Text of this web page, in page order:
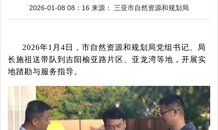
2026-01-08 08：16 来源： 三亚市自然资源和规划局
2026年1月4日，市自然资源和规划局党组书记、局
长施祖送带队到吉阳榆亚路片区、亚龙湾等地，开展实
地踏勘与服务指导。